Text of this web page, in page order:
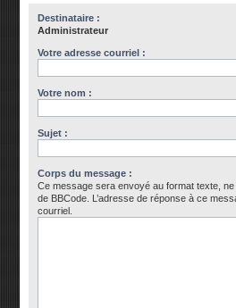
Destinataire :
Administrateur
Votre adresse courriel :
Votre nom :
Sujet :
Corps du message :
Ce message sera envoyé au format texte,
de BBCode. L’adresse de réponse à ce
courriel.